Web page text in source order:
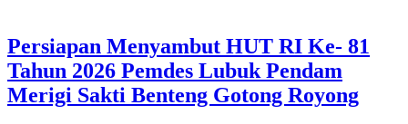
Persiapan Menyambut HUT RI Ke- 81
Tahun 2026 Pemdes Lubuk Pendam
Merigi Sakti Benteng Gotong Royong